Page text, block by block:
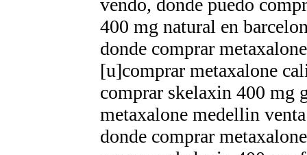
vendo, donde puedo
400 mg natural en
donde comprar
[u]comprar metaxalone
comprar skelaxin 400 mg
metaxalone medellin venta
donde comprar